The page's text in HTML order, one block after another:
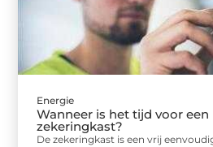
Energie
Wanneer is het tijd voor een
zekeringkast?
De zekeringkast is een vrij